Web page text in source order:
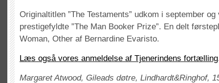
Originaltitlen ”The Testaments” udkom i september
prestigefyldte ”The Man Booker Prize”. En delt
Woman, Other af Bernardine Evaristo.
Læs også vores anmeldelse af Tjenerindens fortælling
Margaret Atwood, Gileads døtre, Lindhardt&Ringhof,